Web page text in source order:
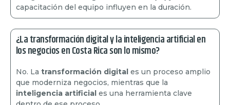
capacitación del equipo influyen en la duración.
¿La transformación digital y la inteligencia artificial en
los negocios en Costa Rica son lo mismo?
No. La transformación digital es un proceso amplio
que moderniza negocios, mientras que la
inteligencia artificial es una herramienta clave